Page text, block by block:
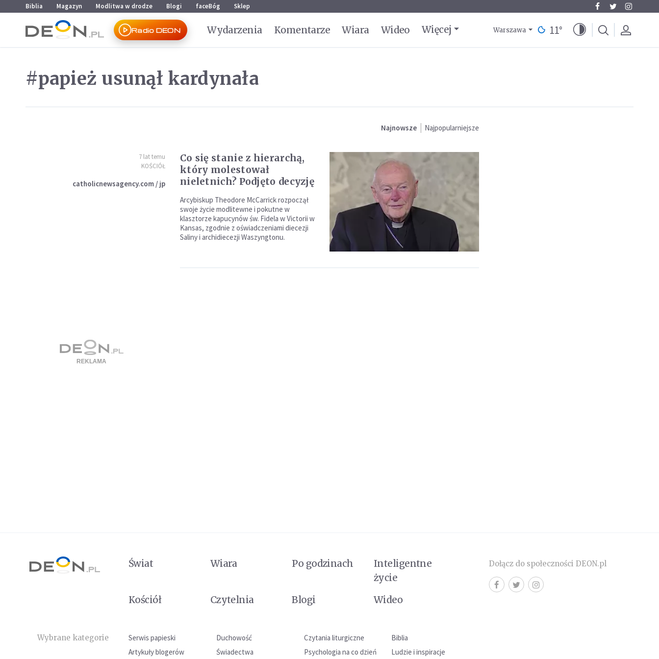
Przejdź do menu głównego
Przejdź do treści
Biblia Magazyn Modlitwa w drodze Blogi faceBóg Sklep
Radio DEON Wydarzenia Komentarze Wiara Wideo Więcej Warszawa 11°
#papież usunął kardynała
Najnowsze Najpopularniejsze
7 lat temu
KOŚCIÓŁ
catholicnewsagency.com / jp
Co się stanie z hierarchą,
który molestował
nieletnich? Podjęto decyzję
Arcybiskup Theodore McCarrick rozpoczął
swoje życie modlitewne i pokutne w
klasztorze kapucynów św. Fidela w Victorii w
Kansas, zgodnie z oświadczeniami diecezji
Saliny i archidiecezji Waszyngtonu.
Świat Wiara Po godzinach
Inteligentne
życie
Kościół
Czytelnia Blogi Wideo
Wybrane kategorie Serwis papieski Duchowość Czytania liturgiczne
Biblia
Artykuły blogerów
Świadectwa Psychologia na co dzień Ludzie i inspiracje
Dołącz do społeczności DEON.pl